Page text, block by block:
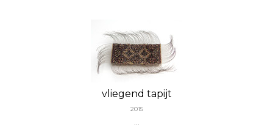
vliegend tapijt
2015
...